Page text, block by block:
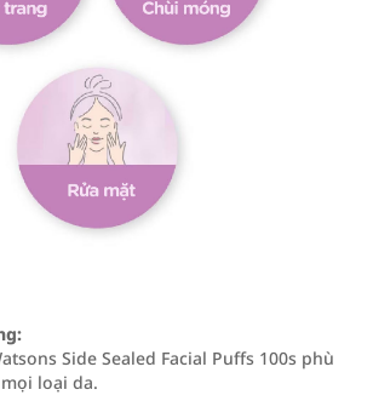
Side Sealed Facial Puffs 100s phù
loại da.